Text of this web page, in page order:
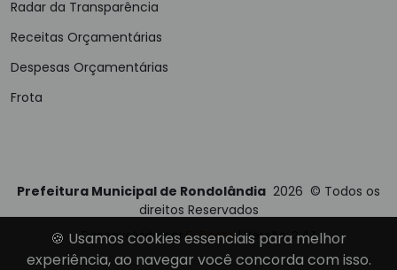
Radar da Transparência
Receitas Orçamentárias
Despesas Orçamentárias
Frota
Prefeitura Municipal de Rondolândia 2026 © Todos os
direitos Reservados
Desenvolvido porE-Ticons| Versão: 2.4.1
🍪 Usamos cookies essenciais para melhor
experiência, ao navegar você concorda com isso.